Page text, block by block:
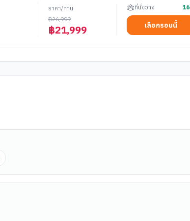
ราคา/ท่าน
฿26,999
฿21,999
ที่นั่งว่าง 16
เลือกรอบนี้